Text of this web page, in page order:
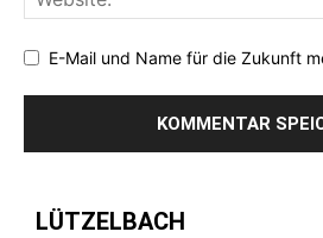
E-Mail und Name für die Zukunft
LÜTZELBACH